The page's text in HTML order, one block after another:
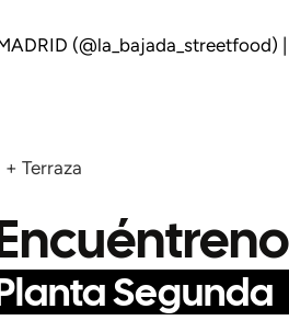
(@la_bajada_streetfood) |
+ Terraza
Segunda